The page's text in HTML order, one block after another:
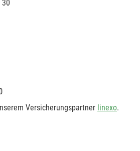
Versicherungspartner linexo.